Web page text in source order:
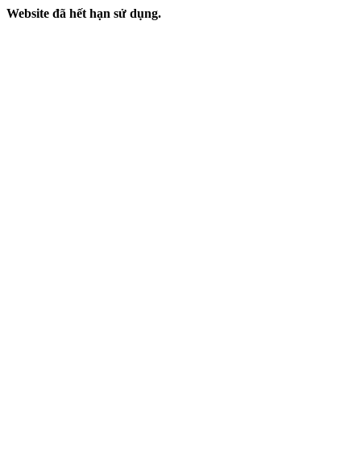
Website đã hết hạn sử dụng.